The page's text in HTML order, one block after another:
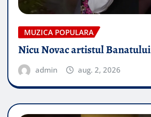
MUZICA POPULARA
Nicu Novac artistul Banatului
admin aug. 2, 2026